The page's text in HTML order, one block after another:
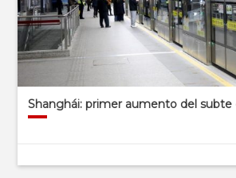
Shanghái: primer aumento del subte